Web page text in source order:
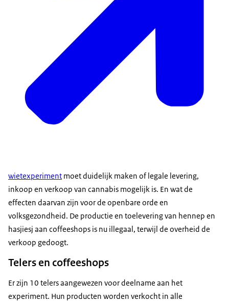
wietexperiment moet duidelijk maken of legale levering,
inkoop en verkoop van cannabis mogelijk is. En wat de
effecten daarvan zijn voor de openbare orde en
volksgezondheid. De productie en toelevering van hennep en
hasjiesj aan coffeeshops is nu illegaal, terwijl de overheid de
verkoop gedoogt.
Telers en coffeeshops
Er zijn 10 telers aangewezen voor deelname aan het
experiment. Hun producten worden verkocht in alle